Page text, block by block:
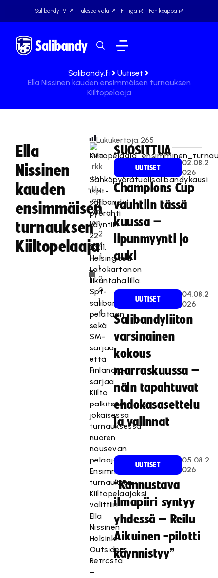
SalibandyTV Tulospalvelu F-liiga Fanikauppa
Salibandy.fi
Uutiset
Ella Nissinen kauden ensimmäisen turnauksen
Kiiltopelaaja
Ella
Nissinen
kauden
ensimmäisen
turnauksen
Kiiltopelaaja
Ma
rkk
u
Hu
op
on
en
2
4
.1
1.
2
0
1
4
Lukukertoja:265
Sähköpyörätuolisalibandykausi
(spt-
salibandy)
pyörähti
käyntiin
22-
23.11.
Helsingissä
Latokartanon
liikuntahallilla.
Spt-
salibandyssa
pelataan
sekä
SM-
sarjaa
että
Finlandia-
sarjaa.
Kiilto
palkitsee
jokaisessa
turnauksessa
nuoren
nousevan
pelaajan.
Ensimmäisen
turnauksen
Kiiltopelaajaksi
valittiin
Ella
Nissinen
Helsinki
Outsiders
Retrosta.
–
SUOSITTUA
UUTISET
02.08.2
026
Champions Cup
vauhtiin tässä
kuussa –
lipunmyynti jo
auki
UUTISET
04.08.2
026
Salibandyliiton
varsinainen
kokous
marraskuussa –
näin tapahtuvat
ehdokasasettelu
ja valinnat
UUTISET
05.08.2
026
“Kannustava
ilmapiiri syntyy
yhdessä – Reilu
Aikuinen -pilotti
käynnistyy”